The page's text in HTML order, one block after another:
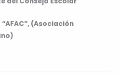
(Asociación